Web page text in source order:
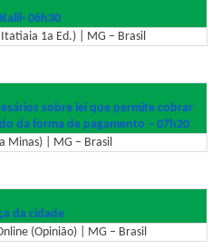
06h30
1a Ed.) | MG – Brasil
sobre lei que permite cobrar
da forma de pagamento – 07h20
Minas) | MG – Brasil
da cidade
(Opinião) | MG – Brasil